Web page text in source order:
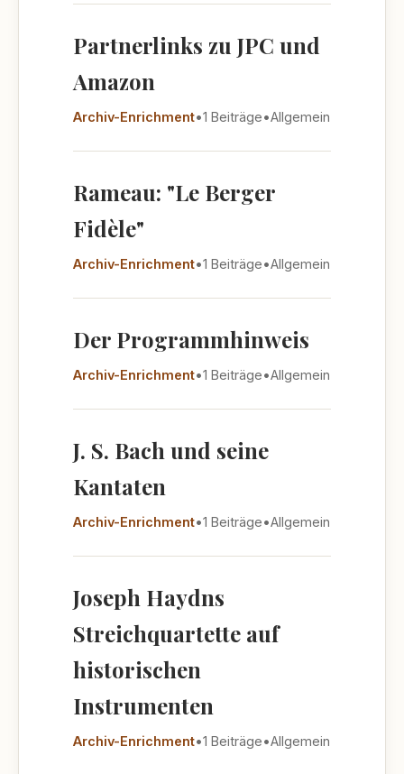
Partnerlinks zu JPC und
Amazon
Archiv-Enrichment•1 Beiträge•Allgemein
Rameau: "Le Berger
Fidèle"
Archiv-Enrichment•1 Beiträge•Allgemein
Der Programmhinweis
Archiv-Enrichment•1 Beiträge•Allgemein
J. S. Bach und seine
Kantaten
Archiv-Enrichment•1 Beiträge•Allgemein
Joseph Haydns
Streichquartette auf
historischen
Instrumenten
Archiv-Enrichment•1 Beiträge•Allgemein